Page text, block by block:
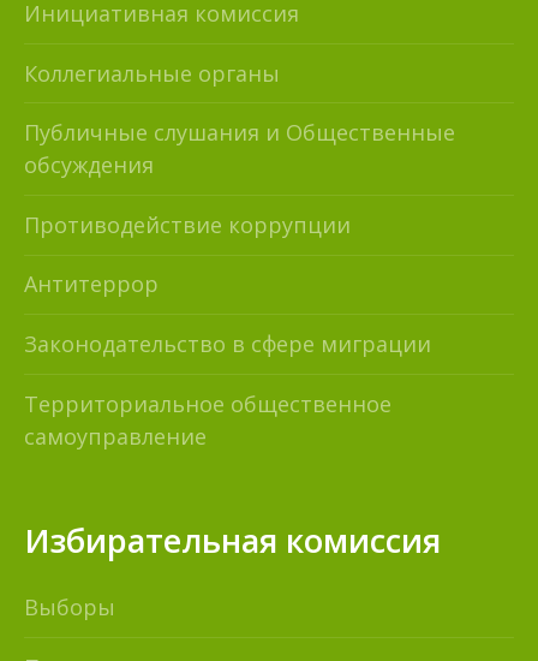
Инициативная комиссия
Коллегиальные органы
Публичные слушания и Общественные
обсуждения
Противодействие коррупции
Антитеррор
Законодательство в сфере миграции
Территориальное общественное
самоуправление
Избирательная комиссия
Выборы